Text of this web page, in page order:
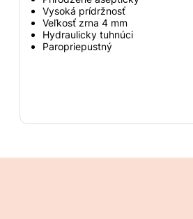
Vysoká prídržnosť
Veľkosť zrna 4 mm
Hydraulicky tuhnúci
Paropriepustný